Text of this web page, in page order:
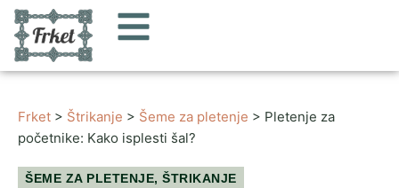
Frket > Štrikanje > Šeme za pletenje > Pletenje za
početnike: Kako isplesti šal?
ŠEME ZA PLETENJE, ŠTRIKANJE